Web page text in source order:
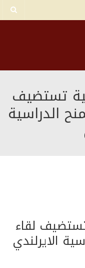
تستضيف
الدراسية
لقاء
الايرلندي